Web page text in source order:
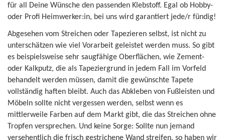
für all Deine Wünsche den passenden Klebstoff. Egal ob Hobby-
oder Profi Heimwerker:in, bei uns wird garantiert jede/r fündig!
Abgesehen vom Streichen oder Tapezieren selbst, ist nicht zu
unterschätzen wie viel Vorarbeit geleistet werden muss. So gibt
es beispielsweise sehr saugfähige Oberflächen, wie Zement-
oder Kalkputz, die als Tapeziergrund in jedem Fall im Vorfeld
behandelt werden müssen, damit die gewünschte Tapete
vollständig haften bleibt. Auch das Abkleben von Fußleisten und
Möbeln sollte nicht vergessen werden, selbst wenn es
mittlerweile Farben auf dem Markt gibt, die das Streichen ohne
Tropfen versprechen. Und keine Sorge: Sollte nun jemand
versehentlich die frisch gestrichene Wand streifen, so haben wir